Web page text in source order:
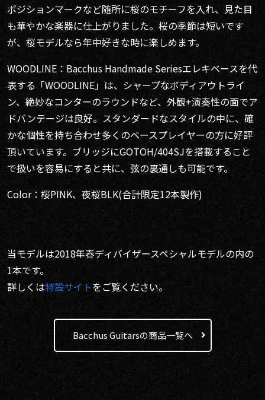
ポジションマークなど随所に桜のモチーフを入れ、見た目
も華やかな楽器に仕上がりました。桜の季節は短いです
が、桜モデルなら年中好きな時に楽しめます。
WOODLINE：Bacchus Handmade Seriesエレキベースを代
表する「WOODLINE」は、シャープなボディアウトライ
ン、絶妙なコンターのラウンドなど、外観+演奏性の面でア
ドバンテージは良好。スタンダードなスタイルの中に、確
かな個性を持ち合わせ多くのベースプレイヤーの方に好評
頂いています。ブリッジにGOTOH/404SJを搭載すること
で扱いを容易にすると共に、弦の裏通しも可能です。
Color：桜PINK、夜桜BLK(合計限定12本製作)
当モデルは2018年春ディバイザースペシャルモデルの内の
1本です。
詳しくは特設サイトをご覧ください。
Bacchus Guitarsの商品一覧へ